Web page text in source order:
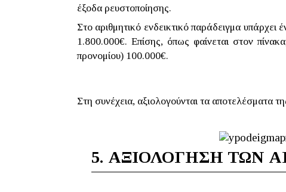
έξοδα ρευστοποίησης.
Στο αριθμητικό ενδεικτικό παράδειγμα
1.800.000€. Επίσης, όπως φαίνεται στον
προνομίου) 100.000€.
Στη συνέχεια, αξιολογούνται τα αποτελέσματα
5. ΑΞΙΟΛΟΓΗΣΗ ΤΩΝ